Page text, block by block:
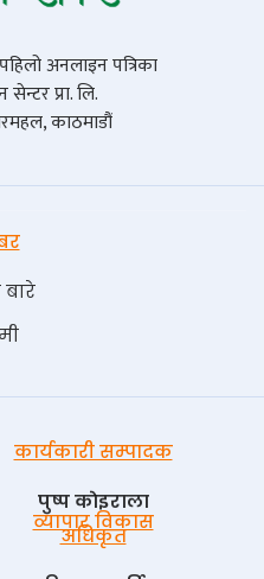
अनलाइन पत्रिका
प्रा. लि.
काठमाडौं
बारे
कार्यकारी सम्पादक
पुष्प काेइराला
व्यापार विकास
अधिकृत